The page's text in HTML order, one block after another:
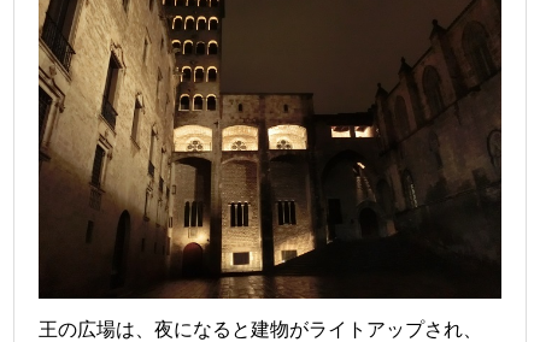
王の広場は、夜になると建物がライトアップされ、